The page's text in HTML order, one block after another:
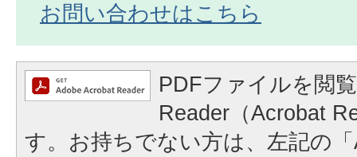
お問い合わせはこちら
PDFファイルを閲
Reader（Acrobat
す。お持ちでない方は、左記の